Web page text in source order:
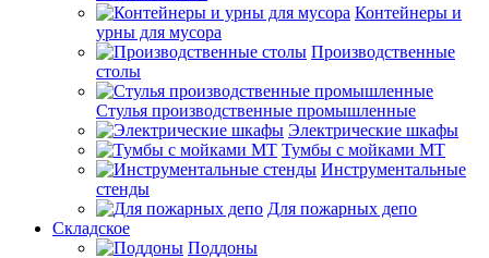
Контейнеры и
урны для мусора
Производственные
столы
Стулья производственные промышленные
Электрические шкафы
Тумбы с мойками МТ
Инструментальные
стенды
Для пожарных депо
Складское
Поддоны